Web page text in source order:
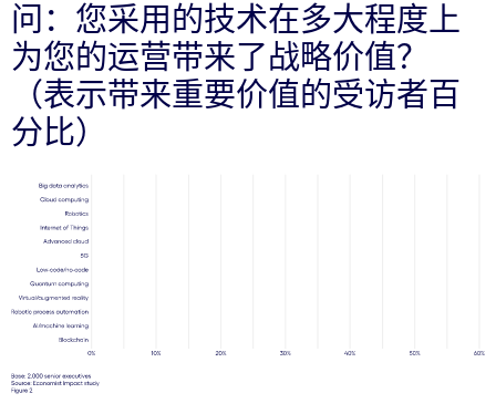
问：您采用的技术在多大程度上
为您的运营带来了战略价值？
（表示带来重要价值的受访者百
分比）